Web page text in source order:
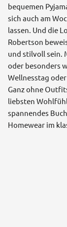
bequemen
sich auch am
lassen. Und die
Robertson
und stilvoll sein.
oder besonders
Wellnesstag
Ganz ohne
liebsten
spannendes
Homewear im